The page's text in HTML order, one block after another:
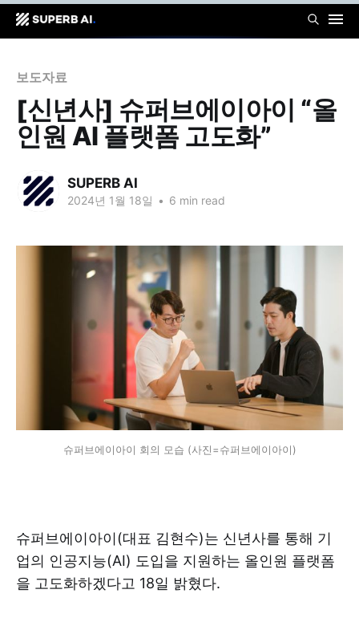
보도자료
[신년사] 슈퍼브에이아이 “올
인원 AI 플랫폼 고도화”
SUPERB AI
2024년 1월 18일 • 6 min read
슈퍼브에이아이 회의 모습 (사진=슈퍼브에이아이)
슈퍼브에이아이(대표 김현수)는 신년사를 통해 기
업의 인공지능(AI) 도입을 지원하는 올인원 플랫폼
을 고도화하겠다고 18일 밝혔다.